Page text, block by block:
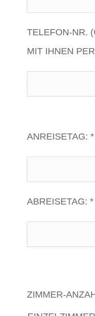
TELEFON-NR.
MIT IHNEN
ANREISETAG: *
ABREISETAG: *
ZIMMER-